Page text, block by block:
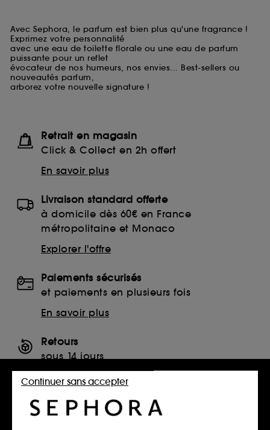
Avec Sephora, le parfum est bien plus qu'une fragrance !
Exprimez votre personnalité
avec une eau de toilette florale ou une eau de parfum
puissante pour un reflet
évocateur de nos humeurs, nos envies... Best-sellers ou
nouveautés parfum,
arborez votre nouvelle signature !
Retrait en magasin
Click & Collect en 2h offert
En savoir plus
Livraison standard offerte
à domicile dès 60€ en France
métropolitaine et Monaco
Explorer l'offre
Paiements sécurisés
et paiements en plusieurs fois
En savoir plus
Retours
sous 14 jours
Retourner mon article
SERVICES, CONTACT ET CONDITIONS DES OFFRES
Continuer sans accepter